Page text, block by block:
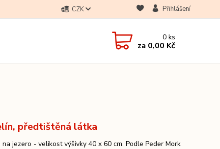
CZK Přihlášení
0ks
za 0,00 Kč
předtištěná látka
jezero - velikost výšivky 40 x 60 cm. Podle Peder Mork